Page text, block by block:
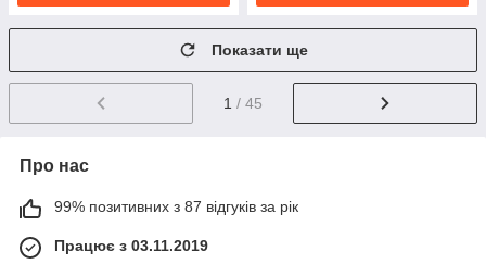
Показати ще
1 / 45
Про нас
99% позитивних з 87 відгуків за рік
Працює з 03.11.2019